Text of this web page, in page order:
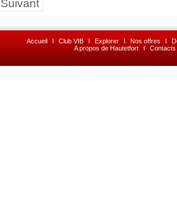
Suivant
Accueil I Club VIB I Explorer I Nos offres I
A propos de Hautetfort
I Contacts